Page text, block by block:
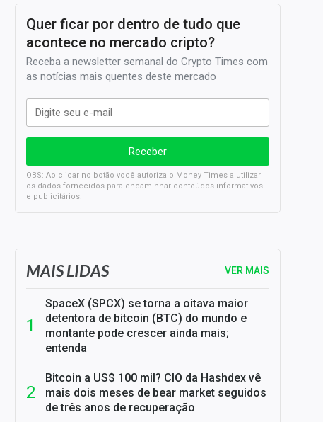
Quer ficar por dentro de tudo que
acontece no mercado cripto?
Receba a newsletter semanal do Crypto Times com
as notícias mais quentes deste mercado
OBS: Ao clicar no botão você autoriza o Money Times a utilizar
os dados fornecidos para encaminhar conteúdos informativos
e publicitários.
SELIC em 14%: A repercussão da decisão sobre os JUROS
MAIS LIDAS VER MAIS
SpaceX (SPCX) se torna a oitava maior
detentora de bitcoin (BTC) do mundo e
montante pode crescer ainda mais;
entenda
Bitcoin a US$ 100 mil? CIO da Hashdex vê
mais dois meses de bear market seguidos
de três anos de recuperação